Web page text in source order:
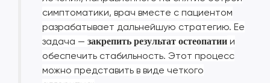
симптоматики, врач вместе с пациентом
разрабатывает дальнейшую стратегию. Ее
задача — закрепить результат остеопатии и
обеспечить стабильность. Этот процесс
можно представить в виде четкого